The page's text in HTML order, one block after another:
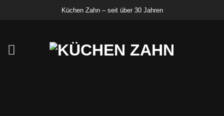
Küchen Zahn – seit über 30 Jahren